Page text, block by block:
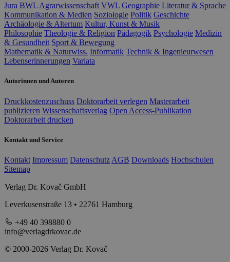
Jura BWL Agrarwissenschaft VWL Geographie Literatur & Sprache
Kommunikation & Medien Soziologie Politik Geschichte
Archäologie & Altertum Kultur, Kunst & Musik
Philosophie Theologie & Religion Pädagogik Psychologie Medizin
& Gesundheit Sport & Bewegung
Mathematik & Naturwiss. Informatik Technik & Ingenieurwesen
Lebenserinnerungen Variata
Autorinnen und Autoren
Druckkostenzuschuss Doktorarbeit verlegen Masterarbeit
publizieren Wissenschaftsverlag Open Access-Publikation
Doktorarbeit drucken
Kontakt und Service
Kontakt Impressum Datenschutz AGB Downloads Hochschulen
Sitemap
Verlag Dr. Kovač GmbH
Leverkusenstraße 13 • 22761 Hamburg
+49 40 398880 0
info@verlagdrkovac.de
© 2000-2026 Verlag Dr. Kovač